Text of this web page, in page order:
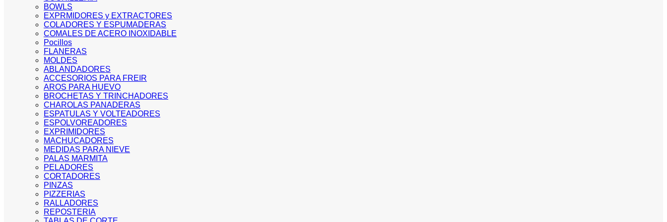
BOWLS
EXPRMIDORES y EXTRACTORES
COLADORES Y ESPUMADERAS
COMALES DE ACERO INOXIDABLE
Pocillos
FLANERAS
MOLDES
ABLANDADORES
ACCESORIOS PARA FREIR
AROS PARA HUEVO
BROCHETAS Y TRINCHADORES
CHAROLAS PANADERAS
ESPATULAS Y VOLTEADORES
ESPOLVOREADORES
EXPRIMIDORES
MACHUCADORES
MEDIDAS PARA NIEVE
PALAS MARMITA
PELADORES
CORTADORES
PINZAS
PIZZERIAS
RALLADORES
REPOSTERIA